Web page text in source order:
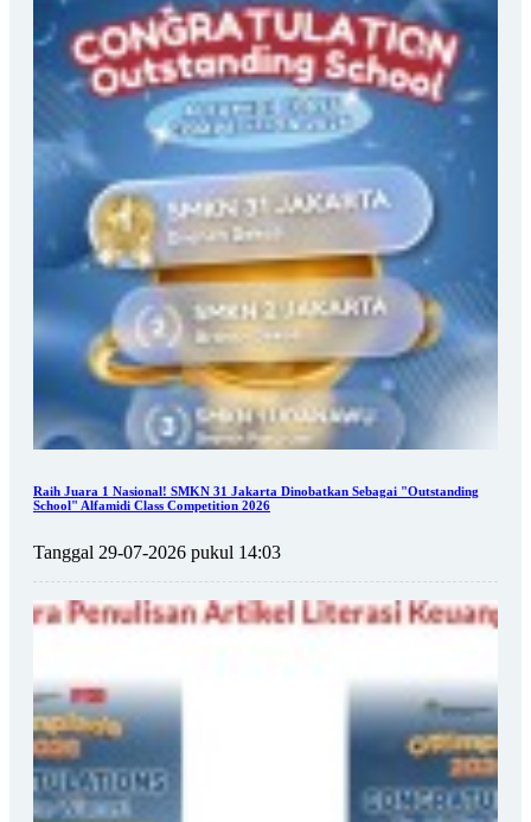
Raih Juara 1 Nasional! SMKN 31 Jakarta Dinobatkan Sebagai "Outstanding
School" Alfamidi Class Competition 2026
Tanggal 29-07-2026 pukul 14:03